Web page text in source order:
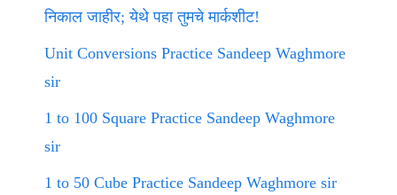
निकाल जाहीर; येथे पहा तुमचे मार्कशीट!
Unit Conversions Practice Sandeep Waghmore
sir
1 to 100 Square Practice Sandeep Waghmore
sir
1 to 50 Cube Practice Sandeep Waghmore sir